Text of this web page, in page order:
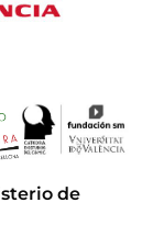
de